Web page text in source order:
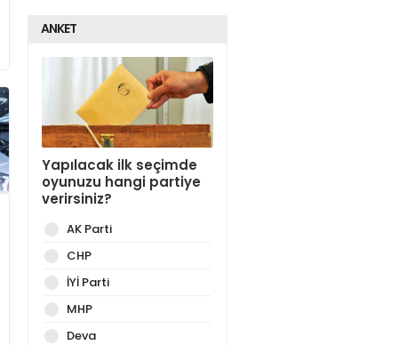
ANKET
Yapılacak ilk seçimde
oyunuzu hangi partiye
verirsiniz?
AK Parti
CHP
İYİ Parti
MHP
Deva